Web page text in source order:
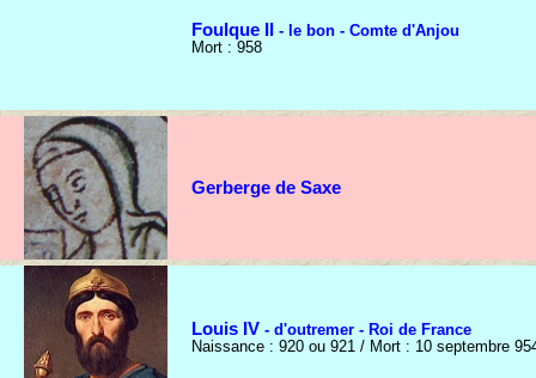
Foulque II - le bon - Comte d'Anjou
Mort : 958
Gerberge de Saxe
Louis IV - d'outremer - Roi de France
Naissance : 920 ou 921 / Mort : 10 septembre